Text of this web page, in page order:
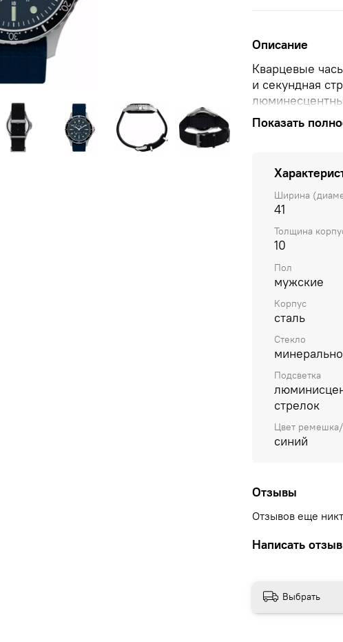
Описание
Кварцевые
и секундная
виде штрихов
Диаметр
Показать
Ширина
41
Толщина
10
Пол
мужские
Корпус
сталь
Стекло
Подсветка
стрелок
Цвет ремешка/
синий
Отзывы
Отзывов еще
Написать отзыв
Выбрать